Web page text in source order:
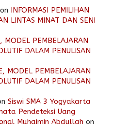
on INFORMASI PEMILIHAN
LINTAS MINAT DAN SENI
MODEL PEMBELAJARAN
DALAM PENULISAN
MODEL PEMBELAJARAN
DALAM PENULISAN
Siswi SMA 3 Yogyakarta
Pendeteksi Uang
Muhaimin Abdullah on